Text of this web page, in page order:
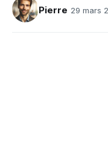
Pierre 29 mars